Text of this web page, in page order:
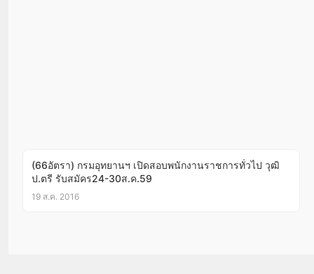
(66อัตรา) กรมอุทยานฯ เปิดสอบพนักงานราชการทั่วไป วุฒิ
ป.ตรี รับสมัคร24-30ส.ค.59
19 ส.ค. 2016